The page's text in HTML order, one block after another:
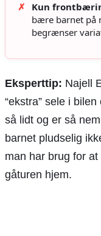
✗
Kun
bære barnet på
begrænser
Eksperttip: Najell
“ekstra” sele i
så lidt og er så
barnet pludselig
man har brug for
gåturen hjem.